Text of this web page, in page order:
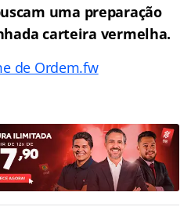
uma preparação
carteira vermelha.